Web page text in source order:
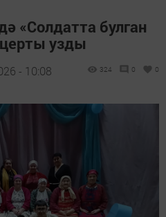
«Солдатта булган
узды
- 10:08 324 0 0